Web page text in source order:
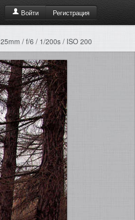
Войти Регистрация
25mm / f/6 / 1/200s / ISO 200